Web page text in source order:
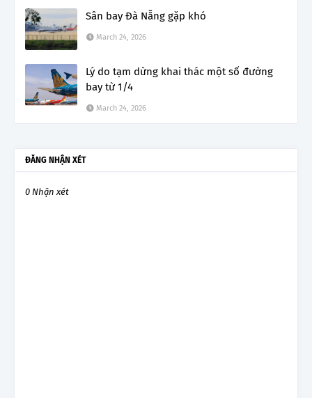
Sân bay Đà Nẵng gặp khó
March 24, 2026
Lý do tạm dừng khai thác một số đường
bay từ 1/4
March 24, 2026
ĐĂNG NHẬN XÉT
0 Nhận xét